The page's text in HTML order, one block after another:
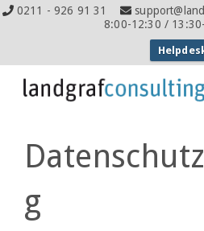
0211 - 926 91 31
8:00-12:30 /
g